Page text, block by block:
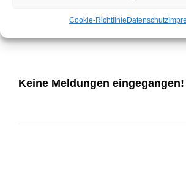
Cookie-RichtlinieDatenschutz
Keine Meldungen eingegangen!